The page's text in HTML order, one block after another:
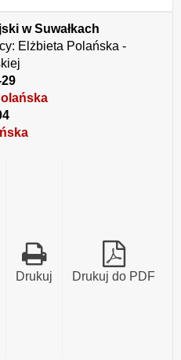
w Suwałkach
Elżbieta Polańska -
Drukuj do PDF
Drukuj